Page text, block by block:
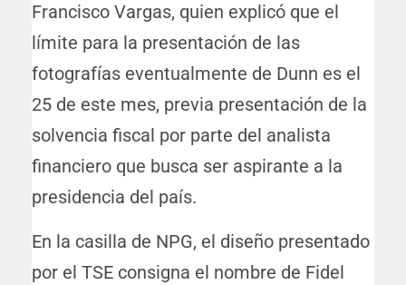
Francisco Vargas, quien explicó que el
límite para la presentación de las
fotografías eventualmente de Dunn es el
25 de este mes, previa presentación de la
solvencia fiscal por parte del analista
financiero que busca ser aspirante a la
presidencia del país.
En la casilla de NPG, el diseño presentado
por el TSE consigna el nombre de Fidel